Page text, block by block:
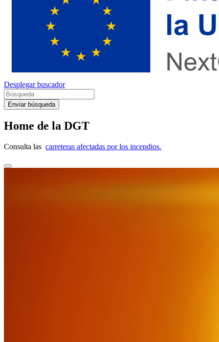
Desplegar buscador
Enviar búsqueda
Home de la DGT
Consulta las carreteras afectadas por los incendios.